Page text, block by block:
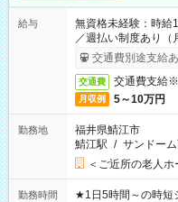
給与
無資格未経験：時
／週払い制度あり（
了次第のお支払いと
交通費別途支給
交通費 交通費支給
月収例 5～10万円
勤務地
福井県鯖江市
鯖江駅 / サンドー
＜ご近所の老人ホ
勤務時間
★1日5時間～の時短シフトOK ★もちろんフ